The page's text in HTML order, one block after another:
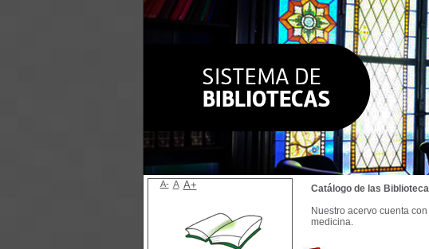
Catálogo de las
Nuestro acervo cuenta
medicina.
A- A A+